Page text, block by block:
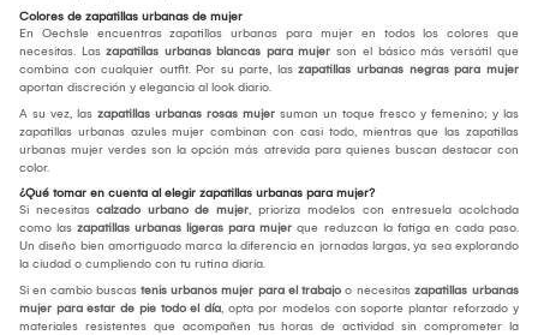
Colores de zapatillas urbanas de mujer
En Oechsle encuentras zapatillas urbanas para mujer en todos los colores que
necesitas. Las zapatillas urbanas blancas para mujer son el básico más versátil que
combina con cualquier outfit. Por su parte, las zapatillas urbanas negras para mujer
aportan discreción y elegancia al look diario.
A su vez, las zapatillas urbanas rosas mujer suman un toque fresco y femenino; y las
zapatillas urbanas azules mujer combinan con casi todo, mientras que las zapatillas
urbanas mujer verdes son la opción más atrevida para quienes buscan destacar con
color.
¿Qué tomar en cuenta al elegir zapatillas urbanas para mujer?
Si necesitas calzado urbano de mujer, prioriza modelos con entresuela acolchada
como las zapatillas urbanas ligeras para mujer que reduzcan la fatiga en cada paso.
Un diseño bien amortiguado marca la diferencia en jornadas largas, ya sea explorando
la ciudad o cumpliendo con tu rutina diaria.
Si en cambio buscas tenis urbanos mujer para el trabajo o necesitas zapatillas urbanas
mujer para estar de pie todo el día, opta por modelos con soporte plantar reforzado y
materiales resistentes que acompañen tus horas de actividad sin comprometer la